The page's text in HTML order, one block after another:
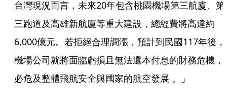
台灣現況而言，未來20年包含桃園機場第三航廈、第
三跑道及高雄新航廈等重大建設，總經費將高達約
6,000億元。若拒絕合理調漲，預計到民國117年後，
機場公司就將面臨虧損且無法還本付息的財務危機，
必危及整體飛航安全與國家的航空發展 。」